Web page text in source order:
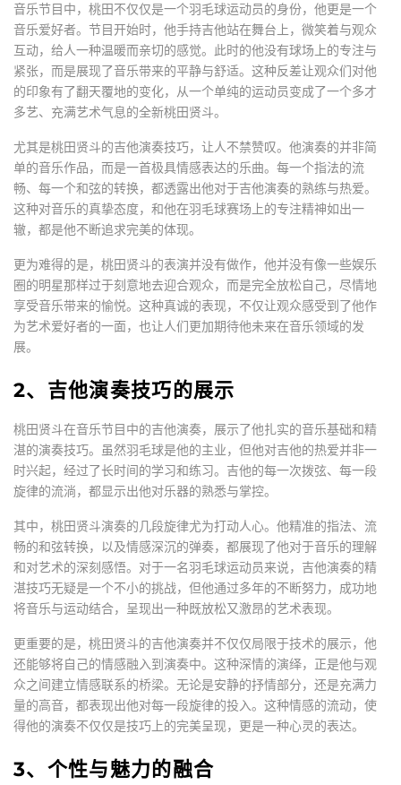
音乐节目中，桃田不仅仅是一个羽毛球运动员的身份，他更是一个
音乐爱好者。节目开始时，他手持吉他站在舞台上，微笑着与观众
互动，给人一种温暖而亲切的感觉。此时的他没有球场上的专注与
紧张，而是展现了音乐带来的平静与舒适。这种反差让观众们对他
的印象有了翻天覆地的变化，从一个单纯的运动员变成了一个多才
多艺、充满艺术气息的全新桃田贤斗。
尤其是桃田贤斗的吉他演奏技巧，让人不禁赞叹。他演奏的并非简
单的音乐作品，而是一首极具情感表达的乐曲。每一个指法的流
畅、每一个和弦的转换，都透露出他对于吉他演奏的熟练与热爱。
这种对音乐的真挚态度，和他在羽毛球赛场上的专注精神如出一
辙，都是他不断追求完美的体现。
更为难得的是，桃田贤斗的表演并没有做作，他并没有像一些娱乐
圈的明星那样过于刻意地去迎合观众，而是完全放松自己，尽情地
享受音乐带来的愉悦。这种真诚的表现，不仅让观众感受到了他作
为艺术爱好者的一面，也让人们更加期待他未来在音乐领域的发
展。
2、吉他演奏技巧的展示
桃田贤斗在音乐节目中的吉他演奏，展示了他扎实的音乐基础和精
湛的演奏技巧。虽然羽毛球是他的主业，但他对吉他的热爱并非一
时兴起，经过了长时间的学习和练习。吉他的每一次拨弦、每一段
旋律的流淌，都显示出他对乐器的熟悉与掌控。
其中，桃田贤斗演奏的几段旋律尤为打动人心。他精准的指法、流
畅的和弦转换，以及情感深沉的弹奏，都展现了他对于音乐的理解
和对艺术的深刻感悟。对于一名羽毛球运动员来说，吉他演奏的精
湛技巧无疑是一个不小的挑战，但他通过多年的不断努力，成功地
将音乐与运动结合，呈现出一种既放松又激昂的艺术表现。
更重要的是，桃田贤斗的吉他演奏并不仅仅局限于技术的展示，他
还能够将自己的情感融入到演奏中。这种深情的演绎，正是他与观
众之间建立情感联系的桥梁。无论是安静的抒情部分，还是充满力
量的高音，都表现出他对每一段旋律的投入。这种情感的流动，使
得他的演奏不仅仅是技巧上的完美呈现，更是一种心灵的表达。
3、个性与魅力的融合